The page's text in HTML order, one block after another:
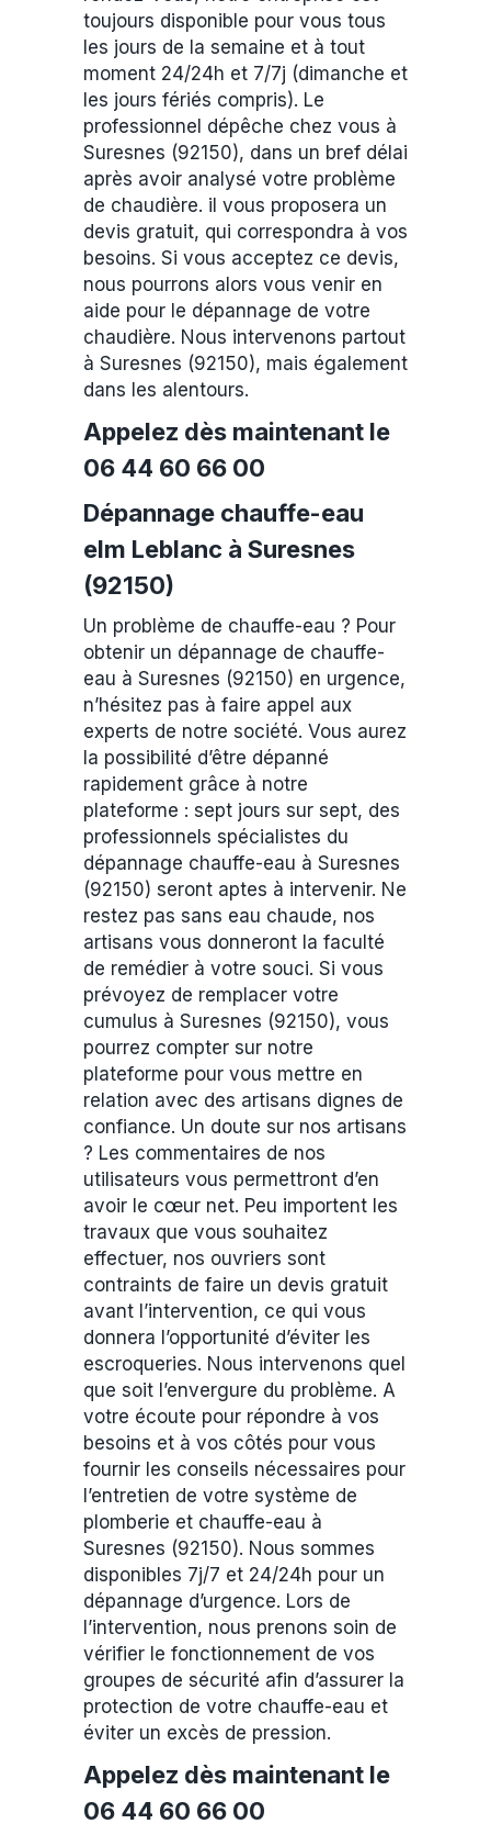
toujours disponible pour vous tous
les jours de la semaine et à tout
moment 24/24h et 7/7j (dimanche et
les jours fériés compris). Le
professionnel dépêche chez vous à
Suresnes (92150), dans un bref délai
après avoir analysé votre problème
de chaudière. il vous proposera un
devis gratuit, qui correspondra à vos
besoins. Si vous acceptez ce devis,
nous pourrons alors vous venir en
aide pour le dépannage de votre
chaudière. Nous intervenons partout
à Suresnes (92150), mais également
dans les alentours.
Appelez dès maintenant le
06 44 60 66 00
Dépannage chauffe-eau
elm Leblanc à Suresnes
(92150)
Un problème de chauffe-eau ? Pour
obtenir un dépannage de chauffe-
eau à Suresnes (92150) en urgence,
n’hésitez pas à faire appel aux
experts de notre société. Vous aurez
la possibilité d’être dépanné
rapidement grâce à notre
plateforme : sept jours sur sept, des
professionnels spécialistes du
dépannage chauffe-eau à Suresnes
(92150) seront aptes à intervenir. Ne
restez pas sans eau chaude, nos
artisans vous donneront la faculté
de remédier à votre souci. Si vous
prévoyez de remplacer votre
cumulus à Suresnes (92150), vous
pourrez compter sur notre
plateforme pour vous mettre en
relation avec des artisans dignes de
confiance. Un doute sur nos artisans
? Les commentaires de nos
utilisateurs vous permettront d’en
avoir le cœur net. Peu importent les
travaux que vous souhaitez
effectuer, nos ouvriers sont
contraints de faire un devis gratuit
avant l’intervention, ce qui vous
donnera l’opportunité d’éviter les
escroqueries. Nous intervenons quel
que soit l’envergure du problème. A
votre écoute pour répondre à vos
besoins et à vos côtés pour vous
fournir les conseils nécessaires pour
l’entretien de votre système de
plomberie et chauffe-eau à
Suresnes (92150). Nous sommes
disponibles 7j/7 et 24/24h pour un
dépannage d’urgence. Lors de
l’intervention, nous prenons soin de
vérifier le fonctionnement de vos
groupes de sécurité afin d’assurer la
protection de votre chauffe-eau et
éviter un excès de pression.
Appelez dès maintenant le
06 44 60 66 00